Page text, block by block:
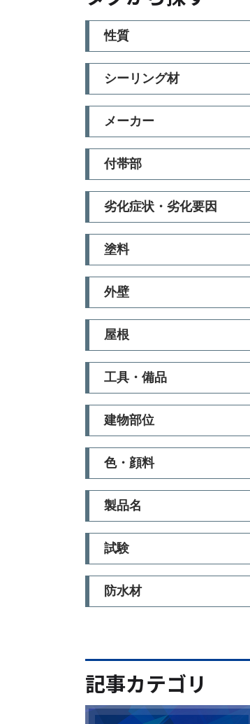
性質
シーリング材
メーカー
付帯部
劣化症状・劣化要因
塗料
外壁
屋根
工具・備品
建物部位
色・顔料
製品名
試験
防水材
記事カテゴリ